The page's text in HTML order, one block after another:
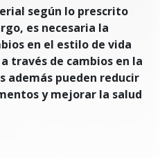
según lo prescrito
es necesaria la
en el estilo de vida
través de cambios en la
además pueden reducir
y mejorar la salud